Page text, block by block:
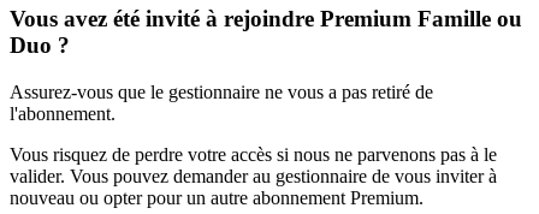
Vous avez été invité à rejoindre Premium Famille ou
Duo ?
Assurez-vous que le gestionnaire ne vous a pas retiré de
l'abonnement.
Vous risquez de perdre votre accès si nous ne parvenons pas à le
valider. Vous pouvez demander au gestionnaire de vous inviter à
nouveau ou opter pour un autre abonnement Premium.